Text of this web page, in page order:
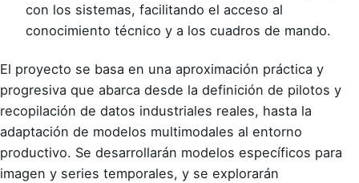
con los sistemas, facilitando el acceso al
conocimiento técnico y a los cuadros de mando.
El proyecto se basa en una aproximación práctica y
progresiva que abarca desde la definición de pilotos y
recopilación de datos industriales reales, hasta la
adaptación de modelos multimodales al entorno
productivo. Se desarrollarán modelos específicos para
imagen y series temporales, y se explorarán